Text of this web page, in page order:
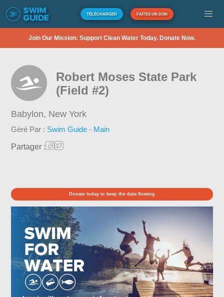
TÉLÉCHARGER FAITES UN DON
Join Our Mission: Support Clean Water Today. Donate Now.
Robert Moses State Park
(Field #2)
Babylon, New York
Géré Par : Swim Guide - Main
Partager :
Donate today to keep the data flowing